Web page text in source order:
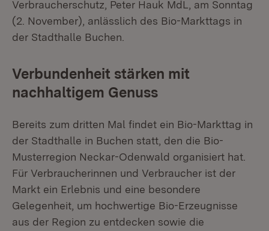
Verbraucherschutz, Peter Hauk MdL, am Sonntag
(2. November), anlässlich des Bio-Markttags in
der Stadthalle Buchen.
Verbundenheit stärken mit
nachhaltigem Genuss
Bereits zum dritten Mal findet ein Bio-Markttag in
der Stadthalle in Buchen statt, den die Bio-
Musterregion Neckar-Odenwald organisiert hat.
Für Verbraucherinnen und Verbraucher ist der
Markt ein Erlebnis und eine besondere
Gelegenheit, um hochwertige Bio-Erzeugnisse
aus der Region zu entdecken sowie die